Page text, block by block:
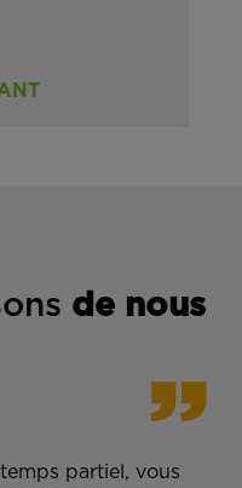
ons de nous
partiel, vous